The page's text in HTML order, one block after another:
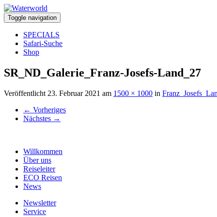
Toggle navigation
SPECIALS
Safari-Suche
Shop
SR_ND_Galerie_Franz-Josefs-Land_27
Veröffentlicht 23. Februar 2021 am 1500 × 1000 in
← Vorheriges
Nächstes →
Willkommen
Über uns
Reiseleiter
ECO Reisen
News
Newsletter
Service